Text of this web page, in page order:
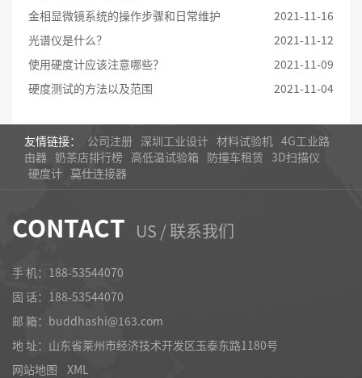
金相显微镜系统的操作步骤和日常维护
2021-11-16
光谱仪是什么？
2021-11-12
使用硬度计应该注意哪些？
2021-11-09
硬度测试的方法以及范围
2021-11-04
友情链接： 公司注册 深圳工业设计 材料试验机 4G工业路
由器 奶茶店排行榜 高低温试验箱 防撞车租赁 3D扫描仪
硬度计 莫仕连接器
CONTACT US / 联系我们
手 机：188-53544070
固 话： 188-53544070
邮 箱：buddhashi@163.com
地 址：山东省莱州市经济技术开发区玉泰东路1180号
网站地图
XML